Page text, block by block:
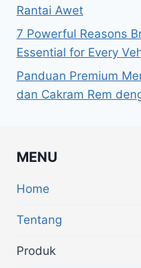
Rantai Awet
7 Powerful Reasons
Essential for Every
Panduan Premium
dan Cakram Rem
MENU
Home
Tentang
Produk